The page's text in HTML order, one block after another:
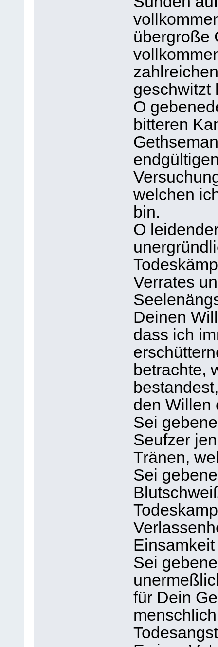
übergroße
geschwitzt
O
bitteren
welchen
bin.
O
Verrates
Deinen
dass ich
betrachte,
den Willen
Sei
Seufzer
Tränen,
Sei
Sei
für Dein